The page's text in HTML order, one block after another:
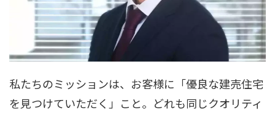
私たちのミッションは、お客様に「優良な建売住宅
を見つけていただく」こと。どれも同じクオリティ